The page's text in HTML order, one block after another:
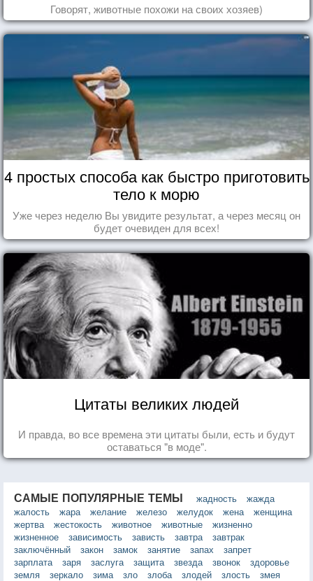
Говорят, животные похожи на своих хозяев)
4 простых способа как быстро приготовить
тело к морю
Уже через неделю Вы увидите результат, а через месяц он
будет очевиден для всех!
Цитаты великих людей
И правда, во все времена эти цитаты были, есть и будут
оставаться "в моде".
САМЫЕ ПОПУЛЯРНЫЕ ТЕМЫ жадность
жажда
жалость
жара желание железо желудок жена
женщина
жертва
жестокость животное животные
жизненно
жизненное
зависимость зависть завтра
завтрак
заключённый
закон замок занятие запах
запрет
зарплата
заря заслуга защита звезда звонок
здоровье
земля
зеркало зима зло злоба злодей злость
змея